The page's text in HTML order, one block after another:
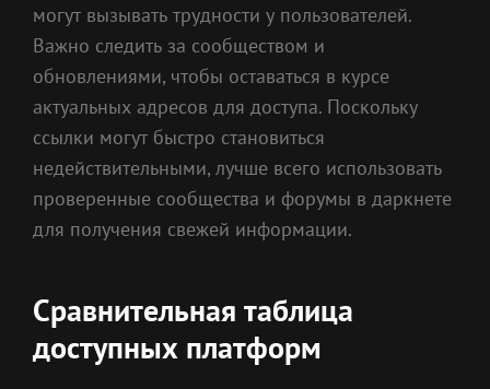
могут вызывать трудности у пользователей.
Важно следить за сообществом и
обновлениями, чтобы оставаться в курсе
актуальных адресов для доступа. Поскольку
ссылки могут быстро становиться
недействительными, лучше всего использовать
проверенные сообщества и форумы в даркнете
для получения свежей информации.
Сравнительная таблица
доступных платформ